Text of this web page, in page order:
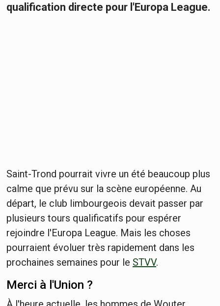
qualification directe pour l'Europa League.
Saint-Trond pourrait vivre un été beaucoup plus
calme que prévu sur la scène européenne. Au
départ, le club limbourgeois devait passer par
plusieurs tours qualificatifs pour espérer
rejoindre l'Europa League. Mais les choses
pourraient évoluer très rapidement dans les
prochaines semaines pour le STVV.
Merci à l'Union ?